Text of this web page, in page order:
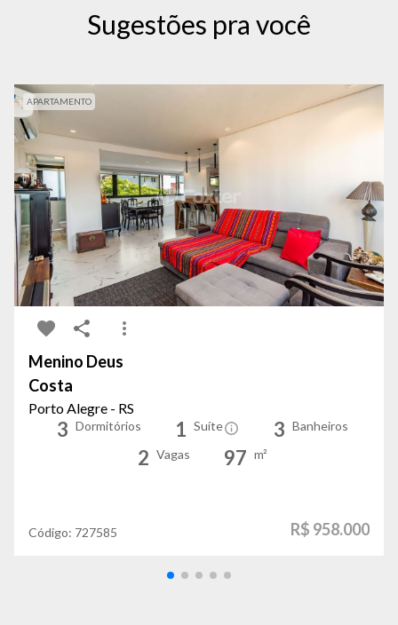
Sugestões pra você
APARTAMENTO
Menino Deus
Costa
Porto Alegre - RS
3 Dormitórios 1 Suíte 3 Banheiros
2 Vagas 97 m²
Código: 727585 R$ 958.000